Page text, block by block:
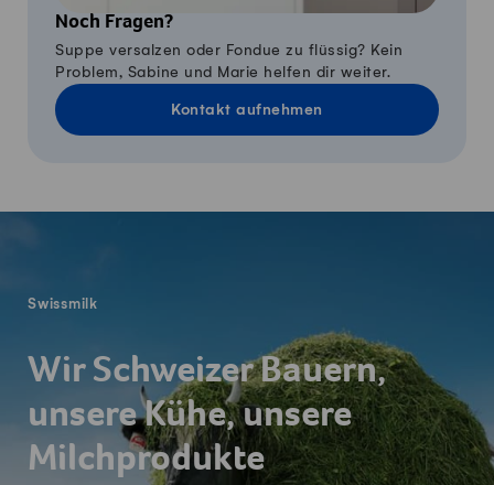
Noch Fragen?
Suppe versalzen oder Fondue zu flüssig? Kein
Problem, Sabine und Marie helfen dir weiter.
Kontakt aufnehmen
Swissmilk
Wir Schweizer Bauern,
unsere Kühe, unsere
Milchprodukte